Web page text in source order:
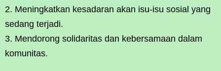
Meningkatkan kesadaran akan isu-isu sosial yang
sedang terjadi.
Mendorong solidaritas dan kebersamaan dalam
komunitas.